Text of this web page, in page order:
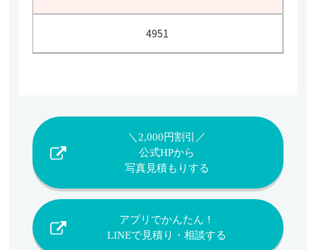
4951
＼2,000円割引／
公式HPから
写真見積もりする
アプリでかんたん！
LINEで見積り・相談する